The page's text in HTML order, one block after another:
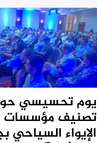
يوم تحسيسي
تصنيف مؤسسات
الإيواء السياحي